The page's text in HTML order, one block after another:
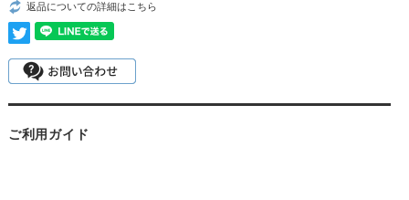
返品についての詳細はこちら
ご利用ガイド